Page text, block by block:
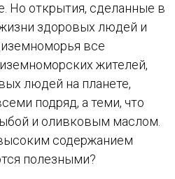
Но открытия, сделанные в
здоровых людей и
все
жителей,
людей на планете,
подряд, а теми, что
и оливковым маслом.
содержанием
полезными?